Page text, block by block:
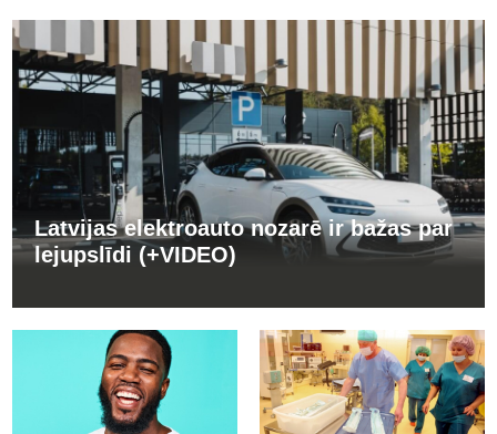
Latvijas elektroauto nozarē ir bažas par
lejupslīdi (+VIDEO)